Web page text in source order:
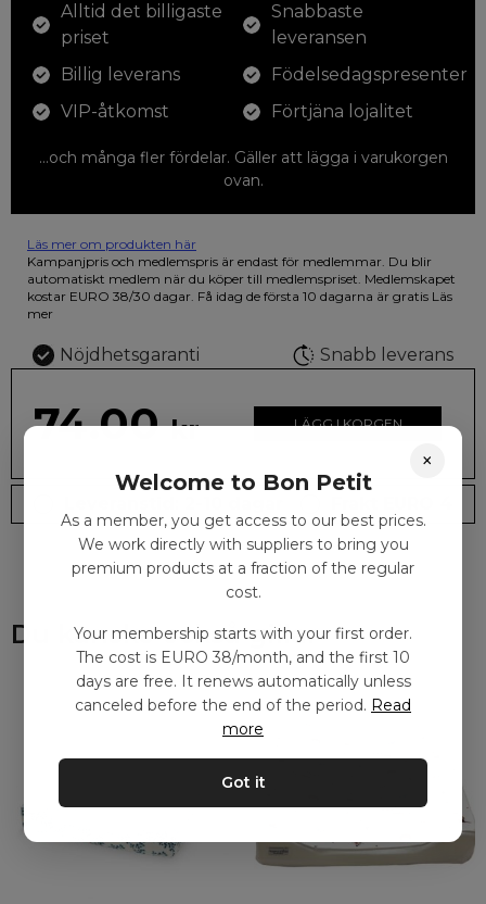
Alltid det billigaste
priset
Billig leverans
VIP-åtkomst
Snabbaste
leveransen
Födelsedagspresenter
Förtjäna lojalitet
...och många fler fördelar. Gäller att lägga i varukorgen
ovan.
Läs mer om produkten här
12 färgpennor som du kan färglägga dina teckningar med. På
illustrationen på den vackra askan finns fjärilar i vilda fluorescerande
färger.
Kampanjpris och medlemspris är endast för medlemmar. Du blir
automatiskt medlem när du köper till medlemspriset. Medlemskapet
kostar EURO 38/30 dagar. Få idag de första 10 dagarna är gratis Läs
mer
Nöjdhetsgaranti Snabb leverans
74.00 kr LÄGG I KORGEN
Du kanske också gillar
×
Welcome to Bon Petit
As a member, you get access to our best prices.
We work directly with suppliers to bring you
premium products at a fraction of the regular
cost.
Your membership starts with your first order.
The cost is EURO 38/month, and the first 10
days are free. It renews automatically unless
canceled before the end of the period. Read
more
Got it